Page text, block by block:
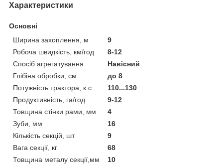
Характеристики
Основні
Ширина захоплення, м
9
Робоча швидкість, км/год
8-12
Спосіб агрегатування
Навісний
Глібіна обробки, см
до 8
Потужність трактора, к.с.
110...130
Продуктивність, га/год
9-12
Товщина стінки рами, мм
4
Зуби, мм
16
Кількість секцій, шт
9
Вага секції, кг
68
Товщина металу секції,мм
10